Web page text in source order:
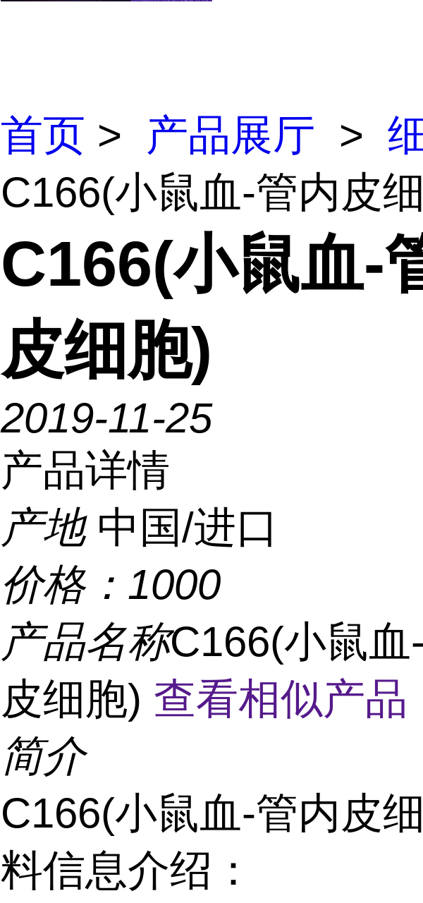
首页 > 产品展厅 >
C166(小鼠血-管内皮
C166(小鼠血-
皮细胞)
2019-11-25
产品详情
产地 中国/进口
价格： 1000
产品名称C166(小鼠血
皮细胞) 查看相似产
简介
C166(小鼠血-管内皮
料信息介绍：